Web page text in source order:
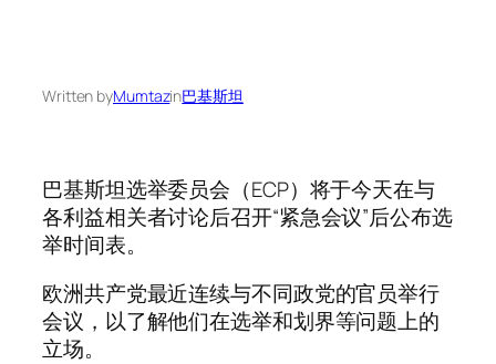
Written byMumtazin巴基斯坦
巴基斯坦选举委员会（ECP）将于今天在与
各利益相关者讨论后召开“紧急会议”后公布选
举时间表。
欧洲共产党最近连续与不同政党的官员举行
会议，以了解他们在选举和划界等问题上的
立场。